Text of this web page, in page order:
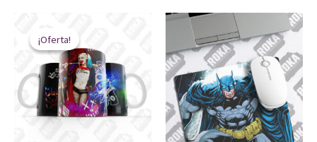
¡Oferta!
¡Oferta!original
era:
$ 20.000.
actual
es:
$ 14.900.